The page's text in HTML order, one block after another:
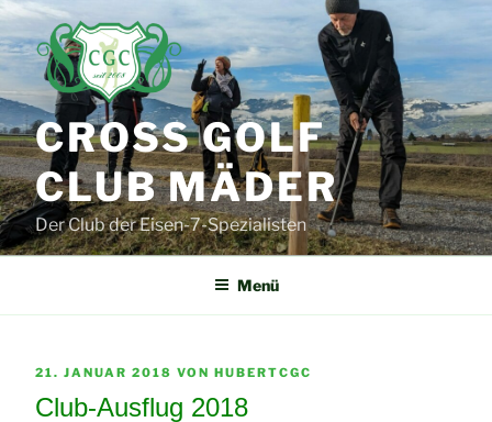
Zum
Inhalt
springen
CROSS GOLF
CLUB MÄDER
Der Club der Eisen-7-Spezialisten
Menü
VERÖFFENTLICHT
AM
21. JANUAR 2018 VON HUBERTCGC
Club-Ausflug 2018